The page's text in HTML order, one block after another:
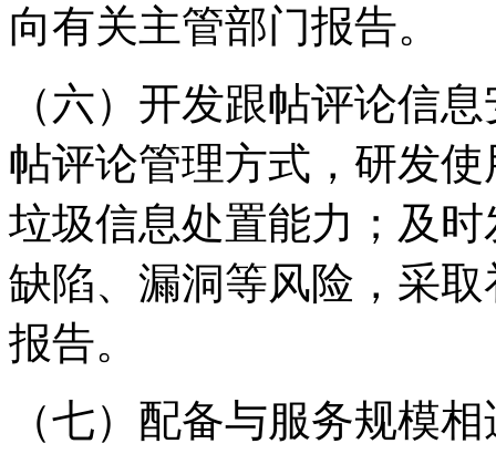
向有关主管部门报告。
（六）开发跟帖评论信
帖评论管理方式，研发
垃圾信息处置能力；及
缺陷、漏洞等风险，采
报告。
（七）配备与服务规模